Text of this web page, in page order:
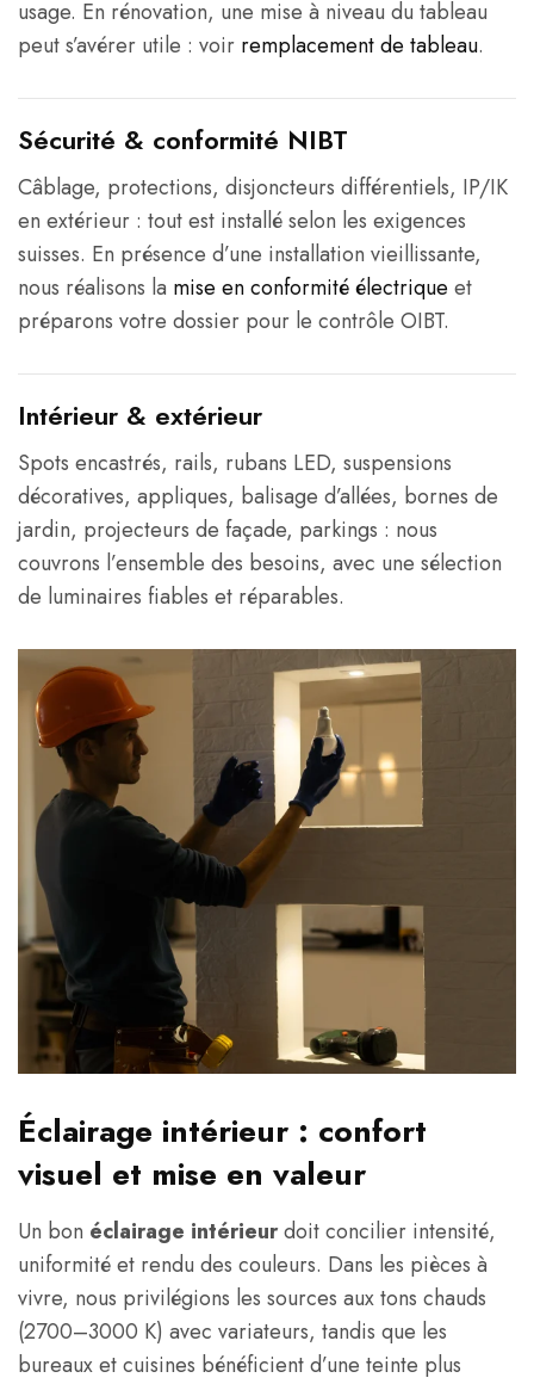
usage. En rénovation, une mise à niveau du tableau
peut s’avérer utile : voir remplacement de tableau.
Sécurité & conformité NIBT
Câblage, protections, disjoncteurs différentiels, IP/IK
en extérieur : tout est installé selon les exigences
suisses. En présence d’une installation vieillissante,
nous réalisons la mise en conformité électrique et
préparons votre dossier pour le contrôle OIBT.
Intérieur & extérieur
Spots encastrés, rails, rubans LED, suspensions
décoratives, appliques, balisage d’allées, bornes de
jardin, projecteurs de façade, parkings : nous
couvrons l’ensemble des besoins, avec une sélection
de luminaires fiables et réparables.
Éclairage intérieur : confort
visuel et mise en valeur
Un bon éclairage intérieurdoit concilier intensité,
uniformité et rendu des couleurs. Dans les pièces à
vivre, nous privilégions les sources aux tons chauds
(2700–3000 K) avec variateurs, tandis que les
bureaux et cuisines bénéficient d’une teinte plus